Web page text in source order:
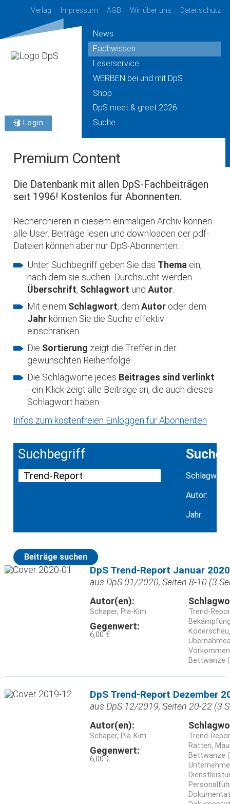
Verlag Impressum AGB Wir über uns Datenschutz
Login
News
Fachwissen
Leserservice
WERBEN bei und mit DpS
Shop
DpS meet & greet 2026
Suche
Premium Content
Die Datenbank mit allen DpS-Fachbeiträgen
seit 1996! Kostenlos für Abonnenten.
Recherchieren in diesem einmaligen Archiv können
alle User. Beiträge lesen und downloaden der pdf-
Dateien können aber nur DpS-Abonnenten.
Unter Suchbegriff geben Sie das Thema ein,
nach dem sie suchen. Durchsucht werden
Überschrift, Schlagwort undAutor
Mit einem Schlagwort, demAutor oder dem
Jahr können Sie die Suche effektiv
einschränken.
Die Sortierung zeigt die Treffer in der
gewünschten Reihenfolge
Die Schlagworte jedes Beitrages sind verlinkt
- ein Klick zeigt alle Beiträge an, die auch dieses
Schlagwort haben.
Infos zum kostenfreien Einloggen für Abonnenten
Suchbegriff Suche
Schlagwort:
Autor:
Jahr:
Beiträge suchen
DpS Trend-Report Januar 2020
aus DpS 01/2020, Seiten 8-10 (3
Autor(en):
Schaper, Pia-Kim
Gegenwert:
6,00 €
Trend-
Köderscheu
Vorkommen
Bettwanze
DpS Trend-Report Dezember
aus DpS 12/2019, Seiten 20-22 (3
Autor(en):
Schaper, Pia-Kim
Gegenwert:
6,00 €
Trend-
Ratten
Bettwanze